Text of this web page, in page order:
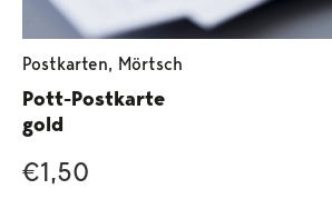
Postkarten, Mörtsch
Pott-Postkarte
gold
€1,50